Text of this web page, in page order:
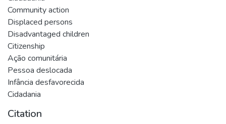
Community action
Displaced persons
Disadvantaged children
Citizenship
Ação comunitária
Pessoa deslocada
Infância desfavorecida
Cidadania
Citation